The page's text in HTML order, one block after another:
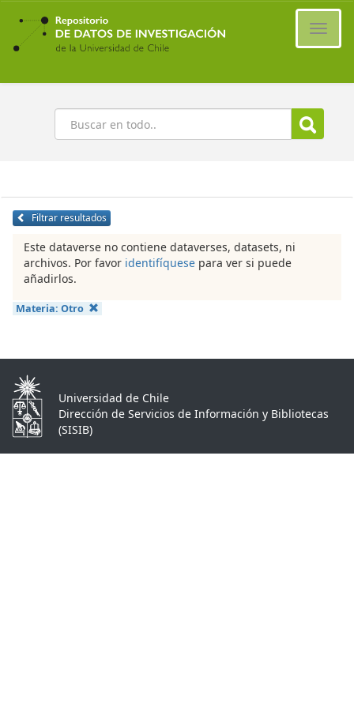
Ir
contenido
principal
Buscar
Filtrar resultados
Este dataverse no contiene dataverses, datasets, ni
archivos. Por favor identifíquese para ver si puede
añadirlos.
Materia: Otro
Universidad de Chile
Dirección de Servicios de Información y Bibliotecas
(SISIB)